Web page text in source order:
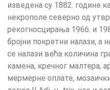
изведена су 1882. године
некрополе северно од
рекогносцирања 1966. и
бројни покретни налази,
се налази већа количина
камена, кречног малтера,
мермерне оплате,